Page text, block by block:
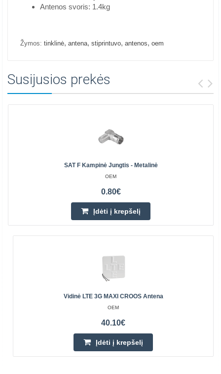
Antenos svoris: 1.4kg
Žymos: tinklinė, antena, stiprintuvo, antenos, oem
Susijusios prekės
SAT F Kampinė Jungtis - Metalinė
OEM
0.80€
Įdėti į krepšelį
Vidinė LTE 3G MAXI CROOS Antena
OEM
40.10€
Įdėti į krepšelį